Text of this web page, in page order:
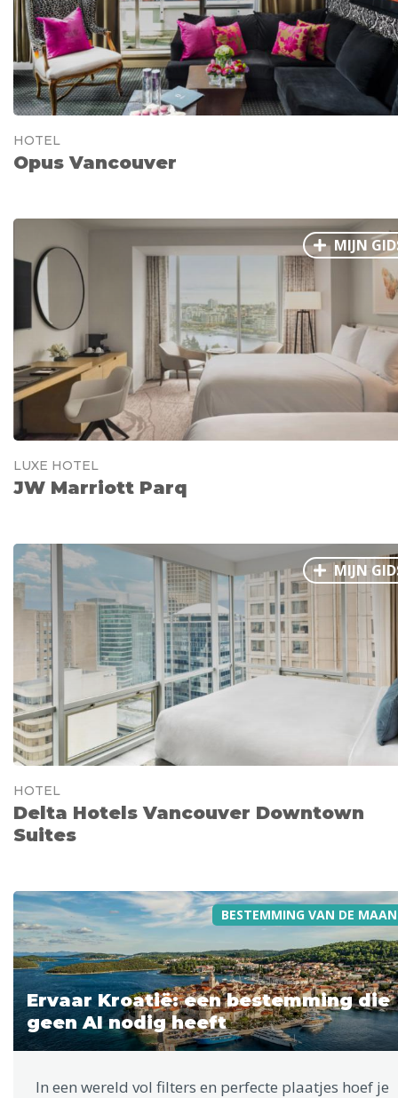
HOTEL
Opus Vancouver
MIJN
LUXE HOTEL
JW Marriott Parq
MIJN
HOTEL
Delta Hotels Vancouver Downtown
Suites
BESTEMMING VAN DE
Ervaar Kroatië: een bestemming die
geen AI nodig heeft
In een wereld vol filters en perfecte plaatjes hoef je